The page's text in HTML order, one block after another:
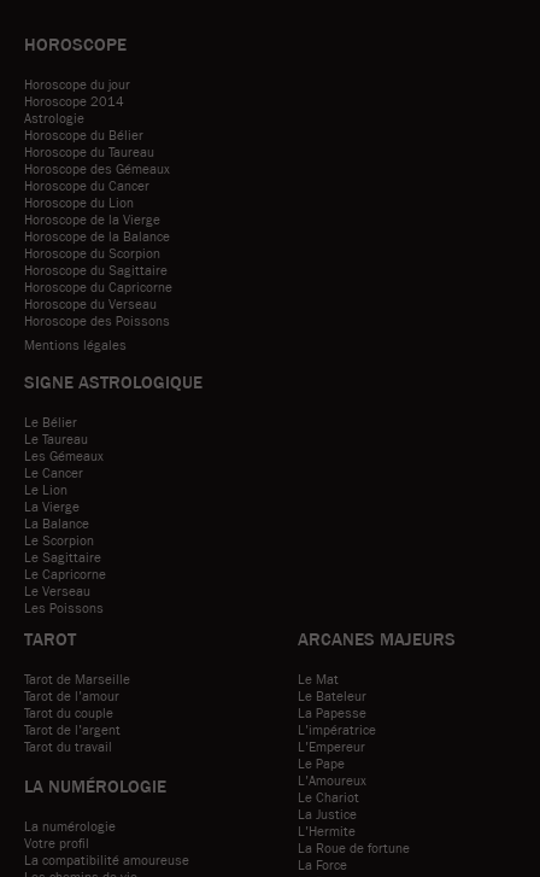
HOROSCOPE
Horoscope du jour
Horoscope 2014
Astrologie
Horoscope du Bélier
Horoscope du Taureau
Horoscope des Gémeaux
Horoscope du Cancer
Horoscope du Lion
Horoscope de la Vierge
Horoscope de la Balance
Horoscope du Scorpion
Horoscope du Sagittaire
Horoscope du Capricorne
Horoscope du Verseau
Horoscope des Poissons
Mentions légales
SIGNE ASTROLOGIQUE
Le Bélier
Le Taureau
Les Gémeaux
Le Cancer
Le Lion
La Vierge
La Balance
Le Scorpion
Le Sagittaire
Le Capricorne
Le Verseau
Les Poissons
TAROT
Tarot de Marseille
Tarot de l'amour
Tarot du couple
Tarot de l'argent
Tarot du travail
LA NUMÉROLOGIE
La numérologie
Votre profil
La compatibilité amoureuse
ARCANES MAJEURS
Le Mat
Le Bateleur
La Papesse
L'impératrice
L'Empereur
Le Pape
L'Amoureux
Le Chariot
La Justice
L'Hermite
La Roue de fortune
La Force